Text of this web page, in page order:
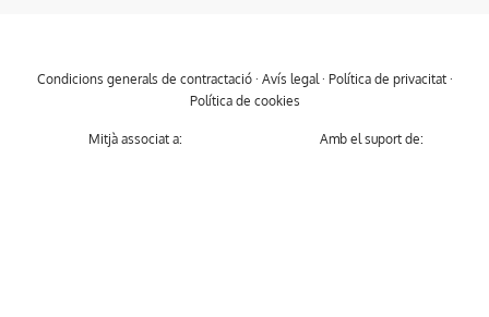
Condicions generals de contractació· Avís legal · Política de privacitat·
Política de cookies
Mitjà associat a: Amb el suport de: